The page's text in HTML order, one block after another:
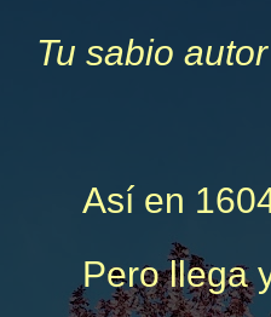
Tu sabio
Así en
Pero llega